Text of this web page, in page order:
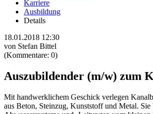
Karriere
Ausbildung
Details
18.01.2018 12:30
von Stefan Bittel
(Kommentare: 0)
Auszubildender (m/w) zum
Mit handwerklichem Geschick verlegen
aus Beton, Steinzug, Kunststoff und Metal. Sie